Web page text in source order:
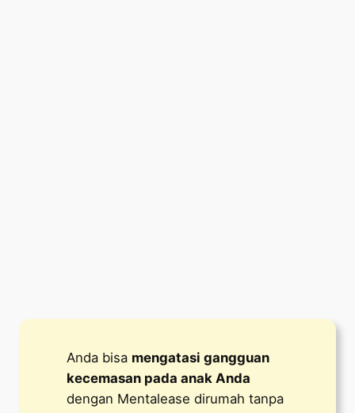
Anda bisa mengatasi gangguan
kecemasan pada anak Anda
dengan Mentalease dirumah tanpa